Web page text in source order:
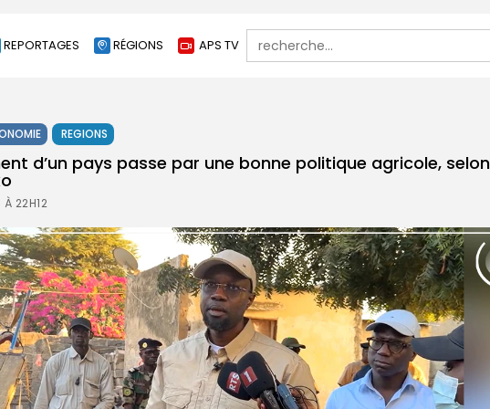
REPORTAGES RÉGIONS APS TV
Search
for:
REGIONS
d’un pays passe par une bonne politique agricole, selon
22H12